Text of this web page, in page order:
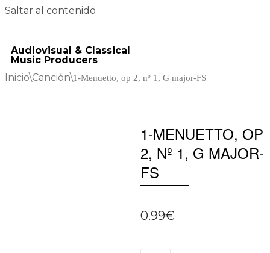
Saltar al contenido
Audiovisual & Classical
Music Producers
Inicio\Canción\1-Menuetto, op 2, nº 1, G major-FS
1-MENUETTO, OP
2, Nº 1, G MAJOR-
FS
0.99€